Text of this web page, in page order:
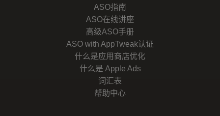
ASO指南
ASO在线讲座
高级ASO手册
ASO with AppTweak认证
什么是应用商店优化
什么是 Apple Ads
词汇表
帮助中心